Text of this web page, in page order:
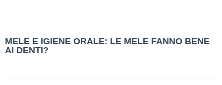
MELE E IGIENE ORALE: LE MELE FANNO BENE
AI DENTI?